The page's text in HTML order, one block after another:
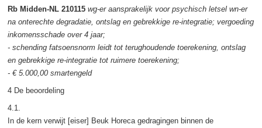
Rb Midden-NL 210115 wg-er aansprakelijk voor psychisch letsel wn-er
na onterechte degradatie, ontslag en gebrekkige re-integratie; vergoeding
inkomensschade over 4 jaar;
- schending fatsoensnorm leidt tot terughoudende toerekening, ontslag
en gebrekkige re-integratie tot ruimere toerekening;
- € 5.000,00 smartengeld
4 De beoordeling
4.1.
In de kern verwijt [eiser] Beuk Horeca gedragingen binnen de